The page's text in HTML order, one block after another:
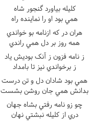
کليله بياورد گنجور شاه
همي بود او را نماينده راه
هران در که ازنامه بو خواندي
همه روز بر دل همي راندي
ز نامه فزون ز آنک بوديش ياد
ز برخواندي نيز تا بامداد
همي بود شادان دل و تن درست
بدانش همي جان روشن بشست
چو زو نامه رفتي بشاه جهان
دري از کليله نبشتي نهان